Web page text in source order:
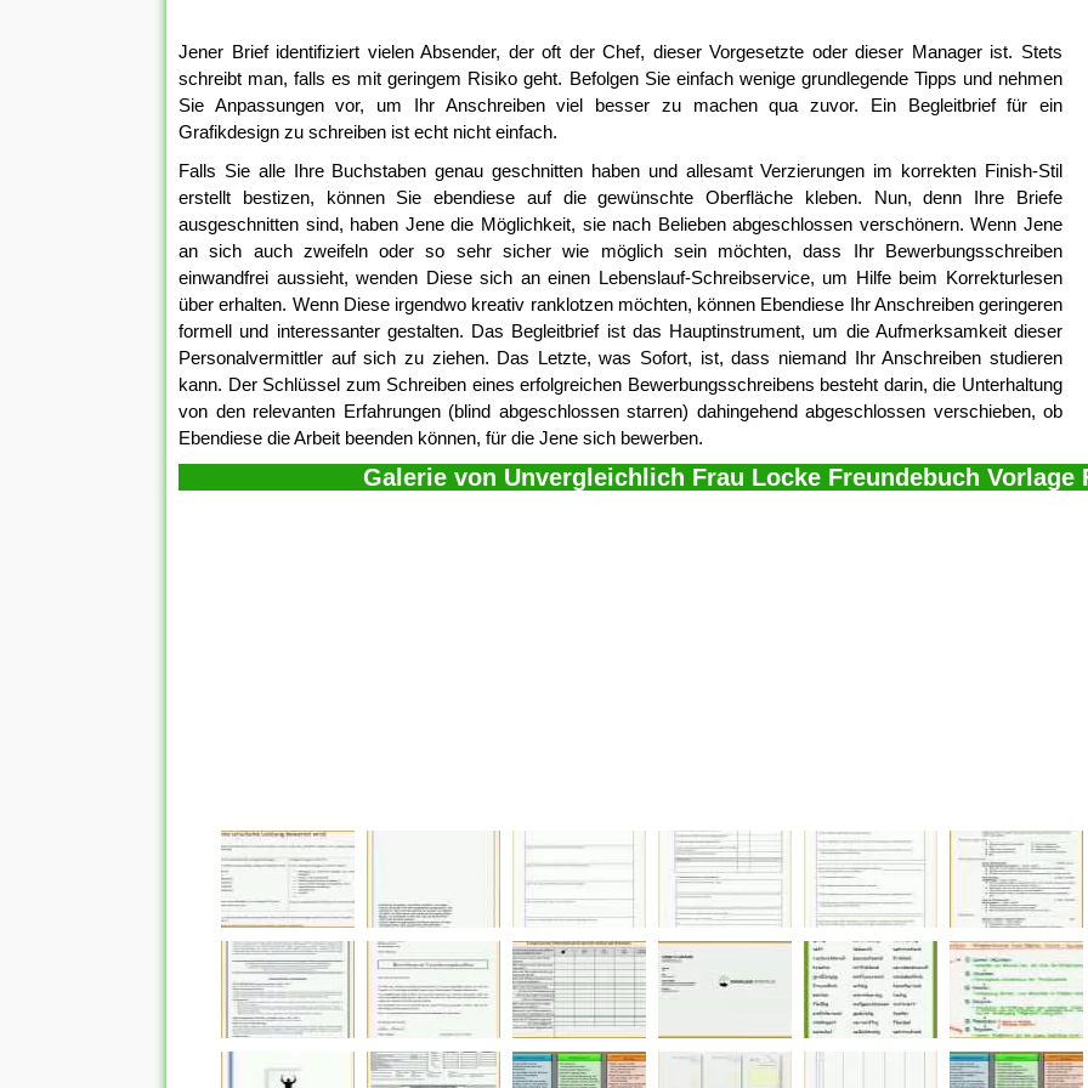
Jener Brief identifiziert vielen Absender, der oft der Chef, dieser Vorgesetzte oder dieser Manager ist. Stets
schreibt man, falls es mit geringem Risiko geht. Befolgen Sie einfach wenige grundlegende Tipps und nehmen
Sie Anpassungen vor, um Ihr Anschreiben viel besser zu machen qua zuvor. Ein Begleitbrief für ein
Grafikdesign zu schreiben ist echt nicht einfach.
Falls Sie alle Ihre Buchstaben genau geschnitten haben und allesamt Verzierungen im korrekten Finish-Stil
erstellt bestizen, können Sie ebendiese auf die gewünschte Oberfläche kleben. Nun, denn Ihre Briefe
ausgeschnitten sind, haben Jene die Möglichkeit, sie nach Belieben abgeschlossen verschönern. Wenn Jene
an sich auch zweifeln oder so sehr sicher wie möglich sein möchten, dass Ihr Bewerbungsschreiben
einwandfrei aussieht, wenden Diese sich an einen Lebenslauf-Schreibservice, um Hilfe beim Korrekturlesen
über erhalten. Wenn Diese irgendwo kreativ ranklotzen möchten, können Ebendiese Ihr Anschreiben geringeren
formell und interessanter gestalten. Das Begleitbrief ist das Hauptinstrument, um die Aufmerksamkeit dieser
Personalvermittler auf sich zu ziehen. Das Letzte, was Sofort, ist, dass niemand Ihr Anschreiben studieren
kann. Der Schlüssel zum Schreiben eines erfolgreichen Bewerbungsschreibens besteht darin, die Unterhaltung
von den relevanten Erfahrungen (blind abgeschlossen starren) dahingehend abgeschlossen verschieben, ob
Ebendiese die Arbeit beenden können, für die Jene sich bewerben.
Galerie von Unvergleichlich Frau Locke Freundebuch Vorlage